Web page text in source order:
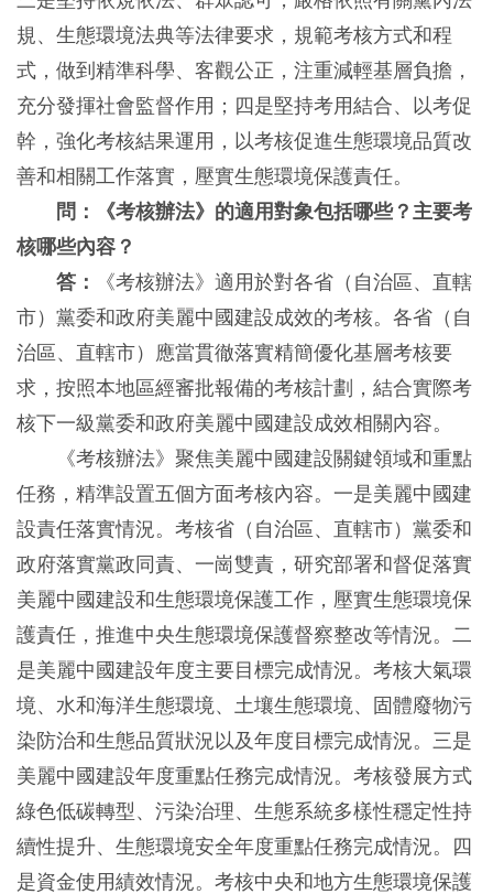
規、生態環境法典等法律要求，規範考核方式和程
式，做到精準科學、客觀公正，注重減輕基層負擔，
充分發揮社會監督作用；四是堅持考用結合、以考促
幹，強化考核結果運用，以考核促進生態環境品質改
善和相關工作落實，壓實生態環境保護責任。
問：《考核辦法》的適用對象包括哪些？主要考
核哪些內容？
答：
《考核辦法》適用於對各省（自治區、直轄
市）黨委和政府美麗中國建設成效的考核。各省（自
治區、直轄市）應當貫徹落實精簡優化基層考核要
求，按照本地區經審批報備的考核計劃，結合實際考
核下一級黨委和政府美麗中國建設成效相關內容。
《考核辦法》聚焦美麗中國建設關鍵領域和重點
任務，精準設置五個方面考核內容。一是美麗中國建
設責任落實情況。考核省（自治區、直轄市）黨委和
政府落實黨政同責、一崗雙責，研究部署和督促落實
美麗中國建設和生態環境保護工作，壓實生態環境保
護責任，推進中央生態環境保護督察整改等情況。二
是美麗中國建設年度主要目標完成情況。考核大氣環
境、水和海洋生態環境、土壤生態環境、固體廢物污
染防治和生態品質狀況以及年度目標完成情況。三是
美麗中國建設年度重點任務完成情況。考核發展方式
綠色低碳轉型、污染治理、生態系統多樣性穩定性持
續性提升、生態環境安全年度重點任務完成情況。四
是資金使用績效情況。考核中央和地方生態環境保護